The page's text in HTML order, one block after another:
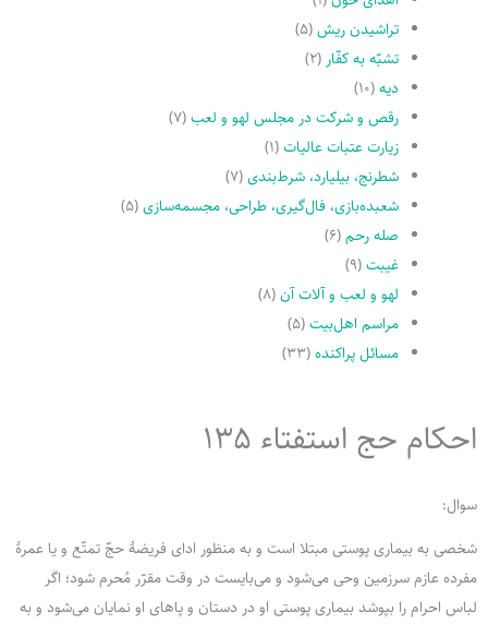
تراشیدن ریش(۵)
تشبّه به کفّار (۲)
دیه(۱۰)
رقص و شرکت در مجلس لهو و لعب(۷)
زیارت عتبات عالیات(۱)
شطرنج، بیلیارد، شرط‌بندی(۷)
شعبده‌بازی، فال‌گیری، طراحی، مجسمه‌سازی(۵)
صله رحم(۶)
غیبت(۹)
لهو و لعب و آلات آن(۸)
مراسم اهل‌بیت(۵)
مسائل پراکنده(۳۳)
احکام حج استفتاء 135
سوال:
شخصی به بیماری پوستی مبتلا است و به منظور ادای فریضۀ حجّ تمتّع و یا عمرۀ
مفرده عازم سرزمین وحی می‌شود و می‌بایست در وقت مقرّر مُحرم شود؛ اگر
لباس احرام را بپوشد بیماری پوستی او در دستان و پاهای او نمایان می‌شود و به